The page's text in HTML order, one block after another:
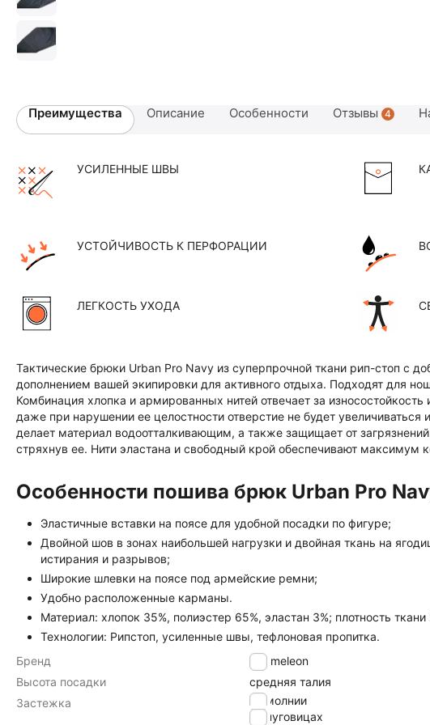
Преимущества Описание Особенности Отзывы 4
УСИЛЕННЫЕ ШВЫ
УСТОЙЧИВОСТЬ К ПЕРФОРАЦИИ
ЛЕГКОСТЬ УХОДА
Тактические брюки Urban Pro Navy из суперпрочной ткани рип-стоп с
дополнением вашей экипировки для активного отдыха. Подходят для
Комбинация хлопка и армированных нитей отвечает за
даже при нарушении ее целостности отверстие не будет увеличиваться
делает материал водоотталкивающим, а также защищает от
стряхнув ее. Нити эластана и свободный крой обеспечивают максимум
Особенности пошива брюк Urban Pro
Эластичные вставки на поясе для удобной посадки по фигуре;
Двойной шов в зонах наибольшей нагрузки и двойная ткань на
истирания и разрывов;
Широкие шлевки на поясе под армейские ремни;
Удобно расположенные карманы.
Материал: хлопок 35%, полиэстер 65%, эластан 3%; плотность
Технологии: Рипстоп, усиленные швы, тефлоновая пропитка.
Бренд
Chameleon
Высота посадки
средняя талия
Застежка
на молнии
на пуговицах